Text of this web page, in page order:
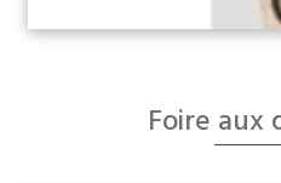
Foire aux